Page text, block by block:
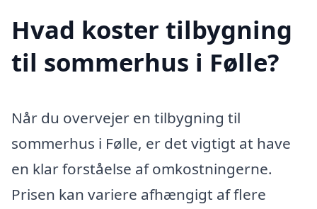
Hvad koster tilbygning
til sommerhus i Følle?
Når du overvejer en tilbygning til
sommerhus i Følle, er det vigtigt at have
en klar forståelse af omkostningerne.
Prisen kan variere afhængigt af flere